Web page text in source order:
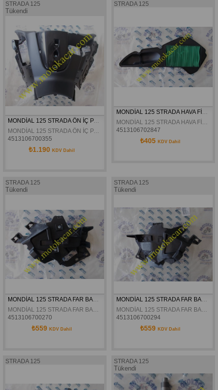
STRADA 125
Tükendi
MONDİAL 125 STRADA ÖN İÇ PANEL ORJİNAL
MONDİAL 125 STRADA ÖN İÇ PANEL ORJİNAL
4513106700355
₺1.190 KDV Dahil
STRADA 125
MONDİAL 125 STRADA HAVA FİLTRE ELEMANI ORJİNAL
MONDİAL 125 STRADA HAVA FİLTRE ELEMANI ORJİNAL
4513106702847
₺405 KDV Dahil
STRADA 125
Tükendi
MONDİAL 125 STRADA FAR BAĞLANTISI SAĞ ORJİNAL
MONDİAL 125 STRADA FAR BAĞLANTISI SAĞ ORJİNAL
4513106700270
₺559 KDV Dahil
STRADA 125
Tükendi
MONDİAL 125 STRADA FAR BAĞLANTISI SOL ORJİNAL
MONDİAL 125 STRADA FAR BAĞLANTISI SOL ORJİNAL
4513106700294
₺559 KDV Dahil
STRADA 125 STRADA 125
Tükendi